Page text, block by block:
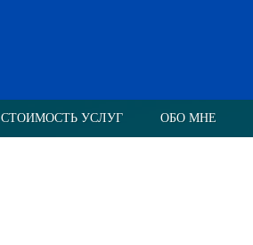
СТОИМОСТЬ УСЛУГ ОБО МНЕ